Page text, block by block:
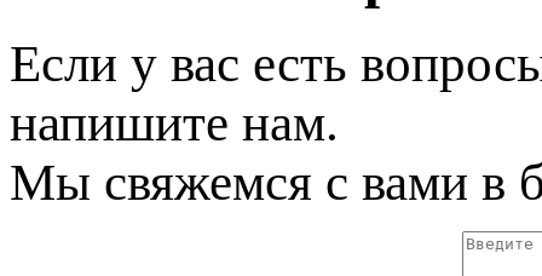
Если у вас есть
напишите нам.
Мы свяжемся с вами в